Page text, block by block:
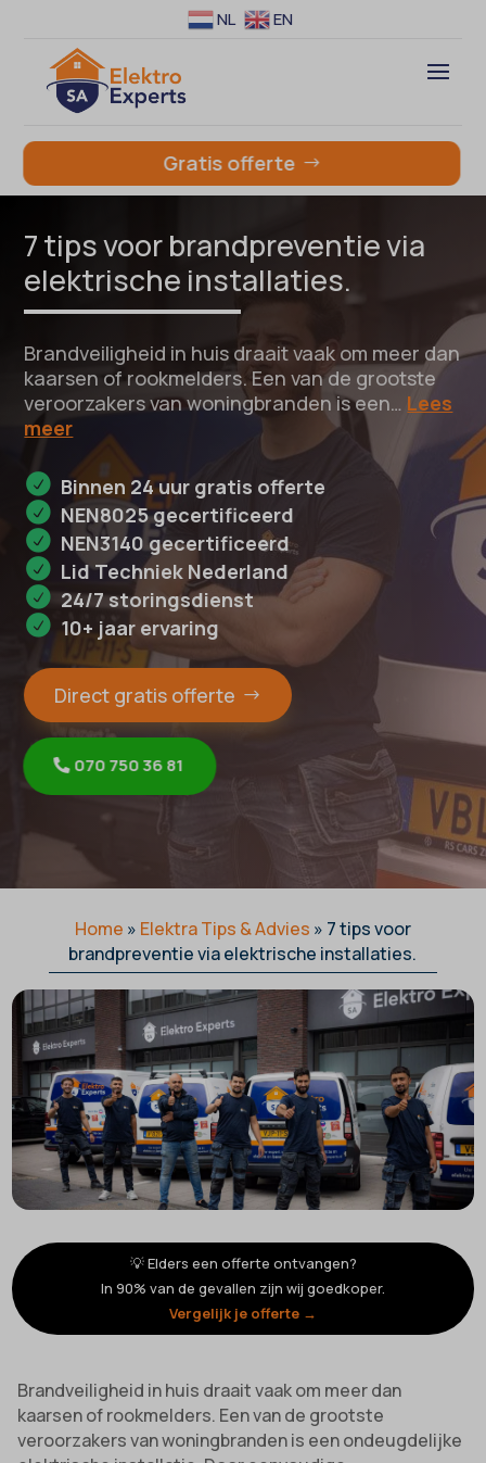
NL EN
Gratis offerte
7 tips voor brandpreventie via
elektrische installaties.
Brandveiligheid in huis draait vaak om meer dan
kaarsen of rookmelders. Een van de grootste
veroorzakers van woningbranden is een… Lees
meer
Binnen 24 uur gratis offerte
NEN8025 gecertificeerd
NEN3140 gecertificeerd
Lid Techniek Nederland
24/7 storingsdienst
10+ jaar ervaring
Direct gratis offerte
070 750 36 81
Home » Elektra Tips & Advies » 7 tips voor
brandpreventie via elektrische installaties.
💡 Elders een offerte ontvangen?
In 90% van de gevallen zijn wij goedkoper.
Vergelijk je offerte →
Brandveiligheid in huis draait vaak om meer dan
kaarsen of rookmelders. Een van de grootste
veroorzakers van woningbranden is een ondeugdelijke